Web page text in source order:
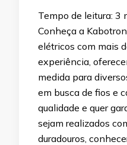
Tempo de leitura: 3
Conheça a
elétricos com mais
experiência,
medida para
em busca de fios e
qualidade e quer
sejam realizados
duradouros,